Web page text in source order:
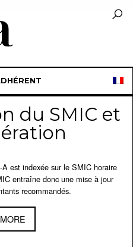
du SMIC et
est indexée sur le SMIC horaire
entraîne donc une mise à jour
recommandés.